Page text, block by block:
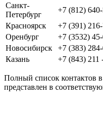
Санкт-
Петербург
+7 (812)
Красноярск
+7 (391)
Оренбург
+7 (3532)
Новосибирск
+7 (383)
Казань
+7 (843) 211
Полный список контактов
представлен в